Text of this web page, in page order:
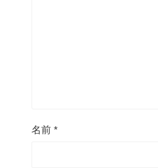
名前 *